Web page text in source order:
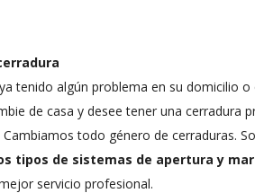
tenido algún problema en su domicilio o
de casa y desee tener una cerradura
todo género de cerraduras.
tipos de sistemas de apertura y
servicio profesional.